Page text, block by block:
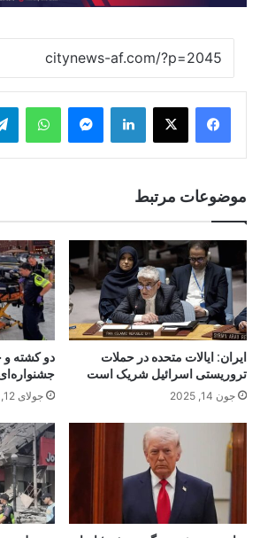
LinkedIn
Messenger
موضوعات مرتبط
ایران: ایالات متحده در حملات
تروریستی اسرائیل شریک است
جون 14, 2025
دو کشته و
جولای 12, 2026